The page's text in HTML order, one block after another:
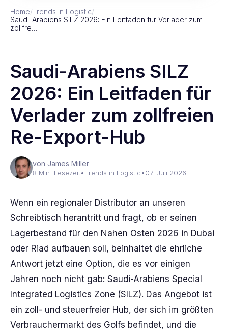
Home/Trends in Logistic/
Saudi-Arabiens SILZ 2026: Ein Leitfaden für Verlader zum
zollfre…
Saudi-Arabiens SILZ
2026: Ein Leitfaden für
Verlader zum zollfreien
Re-Export-Hub
von James Miller
8 Min. Lesezeit•Trends in Logistic•07. Juli 2026
Wenn ein regionaler Distributor an unseren
Schreibtisch herantritt und fragt, ob er seinen
Lagerbestand für den Nahen Osten 2026 in Dubai
oder Riad aufbauen soll, beinhaltet die ehrliche
Antwort jetzt eine Option, die es vor einigen
Jahren noch nicht gab: Saudi-Arabiens Special
Integrated Logistics Zone (SILZ). Das Angebot ist
ein zoll- und steuerfreier Hub, der sich im größten
Verbrauchermarkt des Golfs befindet, und die